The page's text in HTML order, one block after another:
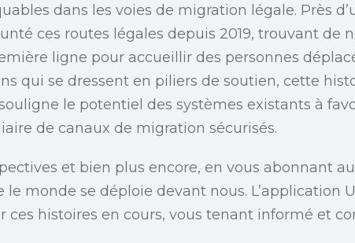
dans les voies de migration légale. Près
ces routes légales depuis 2019, trouvant de
ligne pour accueillir des personnes
qui se dressent en piliers de soutien, cette
le potentiel des systèmes existants à
de canaux de migration sécurisés.
et bien plus encore, en vous abonnant
monde se déploie devant nous. L’application
ces histoires en cours, vous tenant informé et